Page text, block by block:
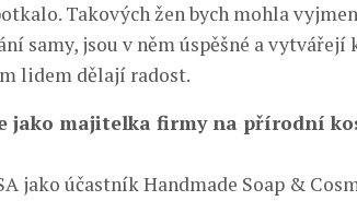
Takových žen bych mohla
samy, jsou v něm úspěšné a vytvářejí
lidem dělají radost.
jako majitelka firmy na přírodní
jako účastník Handmade Soap &